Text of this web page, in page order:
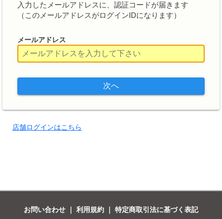
入力したメールアドレスに、認証コードが届きます
（このメールアドレスがログインIDになります）
メールアドレス
店舗ログインはこちら
お問い合わせ 利用規約 特定商取引法に基づく表記